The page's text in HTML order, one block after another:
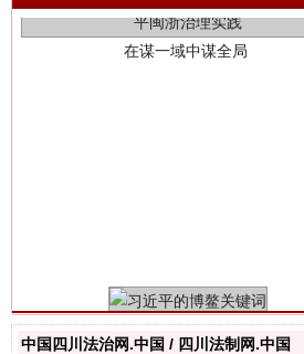
中国四川法治网.中国 / 四川法制网.中国